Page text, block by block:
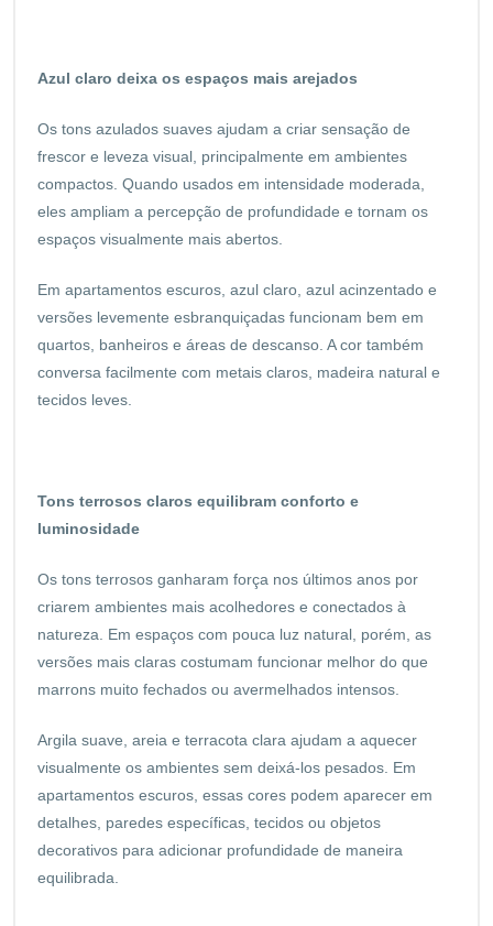
Azul claro deixa os espaços mais arejados
Os tons azulados suaves ajudam a criar sensação de
frescor e leveza visual, principalmente em ambientes
compactos. Quando usados em intensidade moderada,
eles ampliam a percepção de profundidade e tornam os
espaços visualmente mais abertos.
Em apartamentos escuros, azul claro, azul acinzentado e
versões levemente esbranquiçadas funcionam bem em
quartos, banheiros e áreas de descanso. A cor também
conversa facilmente com metais claros, madeira natural e
tecidos leves.
Tons terrosos claros equilibram conforto e
luminosidade
Os tons terrosos ganharam força nos últimos anos por
criarem ambientes mais acolhedores e conectados à
natureza. Em espaços com pouca luz natural, porém, as
versões mais claras costumam funcionar melhor do que
marrons muito fechados ou avermelhados intensos.
Argila suave, areia e terracota clara ajudam a aquecer
visualmente os ambientes sem deixá-los pesados. Em
apartamentos escuros, essas cores podem aparecer em
detalhes, paredes específicas, tecidos ou objetos
decorativos para adicionar profundidade de maneira
equilibrada.